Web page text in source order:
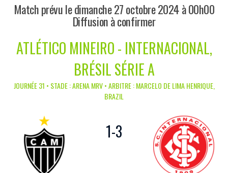
Match prévu le dimanche 27 octobre 2024 à 00h00
Diffusion à confirmer
ATLÉTICO MINEIRO - INTERNACIONAL,
BRÉSIL SÉRIE A
JOURNÉE 31 • STADE : ARENA MRV • ARBITRE : MARCELO DE LIMA HENRIQUE,
BRAZIL
1-3